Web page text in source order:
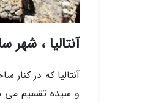
آنتالیا ، شهر
آنتالیا که در
و سیده تقسیم می